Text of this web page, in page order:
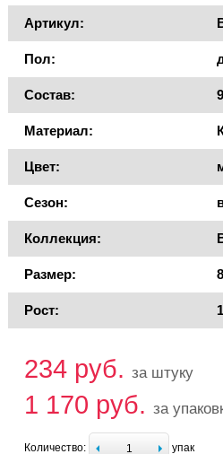
Артикул:
Пол:
Состав:
Материал:
Цвет:
Сезон:
Коллекция:
Размер:
Рост:
234 руб. за штуку
1 170 руб. за
Количество: упак